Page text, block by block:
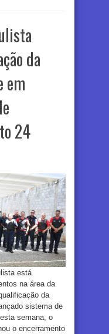
da
em
24
está
na área da
da
sistema de
semana, o
o encerramento